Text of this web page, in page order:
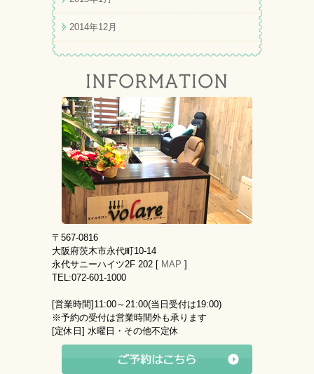
2014年12月
〒567-0816
大阪府茨木市永代町10-14
永代サニーハイツ2F 202 [ MAP ]
TEL:072-601-1000
[営業時間] 11:00～21:00(当日受付は19:00)
※予約の受付は営業時間外も承ります
[定休日] 水曜日・その他不定休